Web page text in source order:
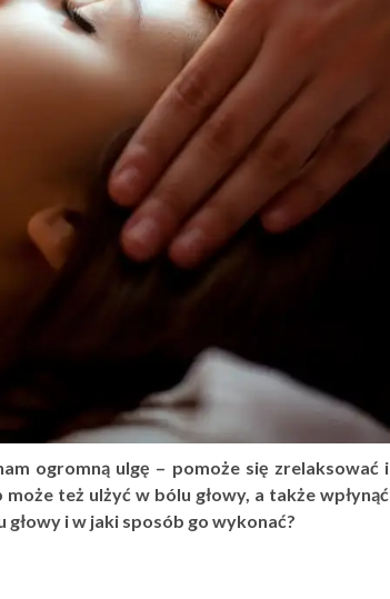
ogromną ulgę – pomoże się zrelaksować i
też ulżyć w bólu głowy, a także wpłynąć
i w jaki sposób go wykonać?